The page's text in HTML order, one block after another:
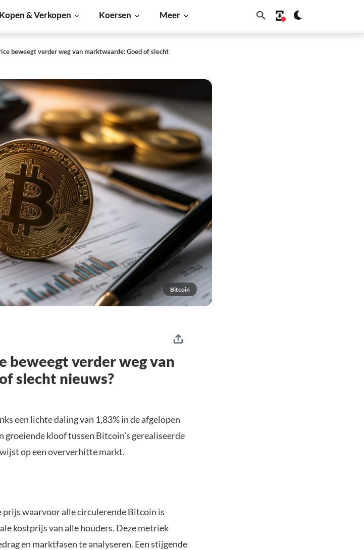
Kopen & Verkopen Koersen Meer
beweegt verder weg van marktwaarde: Goed of slecht
Bitcoin
beweegt verder weg van
slecht nieuws?
een lichte daling van 1,83% in de afgelopen
groeiende kloof tussen Bitcoin’s gerealiseerde
op een oververhitte markt.
prijs waarvoor alle circulerende Bitcoin is
kostprijs van alle houders. Deze metriek
en marktfasen te analyseren. Een stijgende